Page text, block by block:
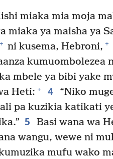
miaka mia moja
miaka ya maisha ya
+ ni kusema, Hebroni, +
kumuombolezea
mbele ya bibi yake
Heti: + 4 “Niko
pa kuzikia katikati
5 Basi wana wa
wangu, wewe ni
mufu wako